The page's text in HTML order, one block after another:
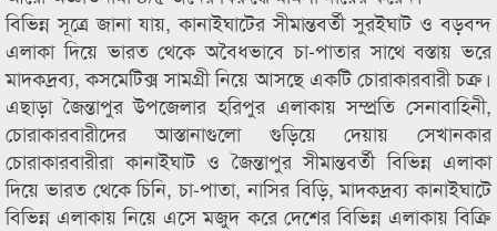
বিভিন্ন সূত্রে জানা যায়, কানাইঘাটের সীমান্তবর্তী সুরইঘাট ও বড়বন্দ
এলাকা দিয়ে ভারত থেকে অবৈধভাবে চা-পাতার সাথে বস্তায় ভরে
মাদকদ্রব্য, কসমেটিক্স সামগ্রী নিয়ে আসছে একটি চোরাকারবারী চক্র।
এছাড়া জৈন্তাপুর উপজেলার হরিপুর এলাকায় সম্প্রতি সেনাবাহিনী,
চোরাকারবারীদের আস্তানাগুলো গুড়িয়ে দেয়ায় সেখানকার
চোরাকারবারীরা কানাইঘাট ও জৈন্তাপুর সীমান্তবর্তী বিভিন্ন এলাকা
দিয়ে ভারত থেকে চিনি, চা-পাতা, নাসির বিড়ি, মাদকদ্রব্য কানাইঘাটে
বিভিন্ন এলাকায় নিয়ে এসে মজুদ করে দেশের বিভিন্ন এলাকায় বিক্রি